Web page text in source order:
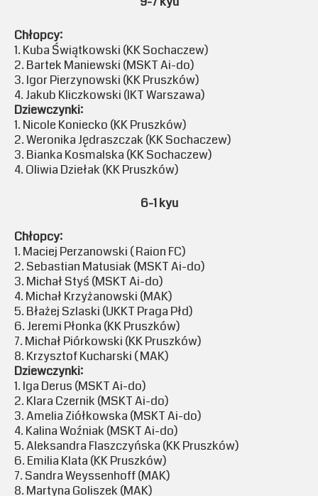
Chłopcy:
1. Kuba Świątkowski (KK Sochaczew)
2. Bartek Maniewski (MSKT Ai-do)
3. Igor Pierzynowski (KK Pruszków)
4. Jakub Kliczkowski (IKT Warszawa)
Dziewczynki:
1. Nicole Koniecko (KK Pruszków)
2. Weronika Jędraszczak (KK Sochaczew)
3. Bianka Kosmalska (KK Sochaczew)
4. Oliwia Dziełak (KK Pruszków)
6-1 kyu
Chłopcy:
1. Maciej Perzanowski ( Raion FC)
2. Sebastian Matusiak (MSKT Ai-do)
3. Michał Styś (MSKT Ai-do)
4. Michał Krzyżanowski (MAK)
5. Błażej Szlaski (UKKT Praga Płd)
6. Jeremi Płonka (KK Pruszków)
7. Michał Piórkowski (KK Pruszków)
8. Krzysztof Kucharski ( MAK)
Dziewczynki:
1. Iga Derus (MSKT Ai-do)
2. Klara Czernik (MSKT Ai-do)
3. Amelia Ziółkowska (MSKT Ai-do)
4. Kalina Woźniak (MSKT Ai-do)
5. Aleksandra Flaszczyńska (KK Pruszków)
6. Emilia Klata (KK Pruszków)
7. Sandra Weyssenhoff (MAK)
8. Martyna Goliszek (MAK)